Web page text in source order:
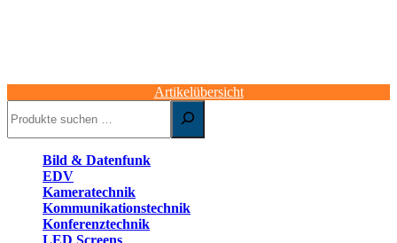
Artikelübersicht
Bild & Datenfunk
EDV
Kameratechnik
Kommunikationstechnik
Konferenztechnik